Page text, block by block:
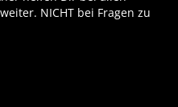
NICHT bei Fragen zu